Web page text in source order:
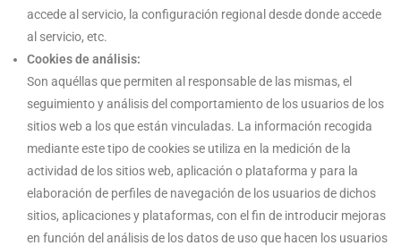
accede al servicio, la configuración regional desde donde accede
al servicio, etc.
Cookies de análisis:
Son aquéllas que permiten al responsable de las mismas, el
seguimiento y análisis del comportamiento de los usuarios de los
sitios web a los que están vinculadas. La información recogida
mediante este tipo de cookies se utiliza en la medición de la
actividad de los sitios web, aplicación o plataforma y para la
elaboración de perfiles de navegación de los usuarios de dichos
sitios, aplicaciones y plataformas, con el fin de introducir mejoras
en función del análisis de los datos de uso que hacen los usuarios